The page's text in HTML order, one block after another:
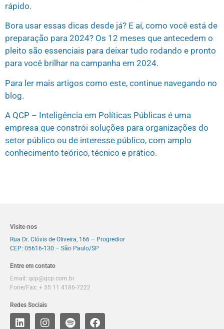
rápido.
Bora usar essas dicas desde já? E aí, como você está de
preparação para 2024? Os 12 meses que antecedem o
pleito são essenciais para deixar tudo rodando e pronto
para você brilhar na campanha em 2024.
Para ler mais artigos como este, continue navegando no
blog.
A QCP – Inteligência em Políticas Públicas é uma
empresa que constrói soluções para organizações do
setor público ou de interesse público, com amplo
conhecimento teórico, técnico e prático.
Visite-nos
Rua Dr. Clóvis de Oliveira, 166 – Progredior
CEP: 05616-130 – São Paulo/SP
Entre em contato
Email: qcp@qcp.com.br
Fone/Fax: + 55 11 4186-7222
Redes Sociais